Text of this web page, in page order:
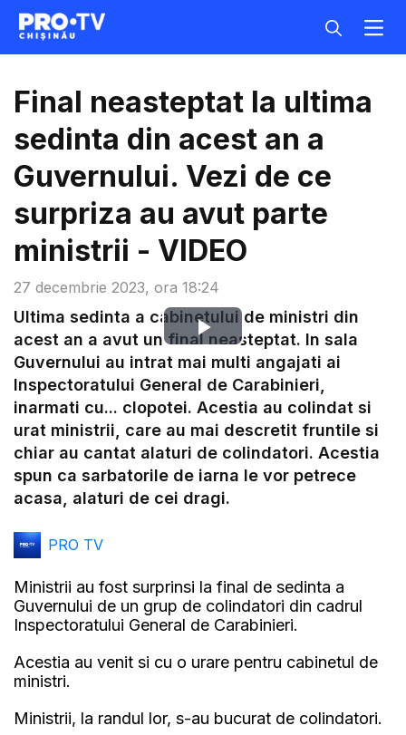
27 decembrie 2023, ora 18:24
Final neasteptat la ultima
sedinta din acest an a
Guvernului. Vezi de ce
surpriza au avut parte
ministrii - VIDEO
Play
Video
Ultima sedinta a cabinetului de ministri din
acest an a avut un final neasteptat. In sala
Guvernului au intrat mai multi angajati ai
Inspectoratului General de Carabinieri,
inarmati cu... clopotei. Acestia au colindat si
urat ministrii, care au mai descretit fruntile si
chiar au cantat alaturi de colindatori. Acestia
spun ca sarbatorile de iarna le vor petrece
acasa, alaturi de cei dragi.
PRO TV
Ministrii au fost surprinsi la final de sedinta a
Guvernului de un grup de colindatori din cadrul
Inspectoratului General de Carabinieri.
Acestia au venit si cu o urare pentru cabinetul de
ministri.
Ministrii, la randul lor, s-au bucurat de colindatori.